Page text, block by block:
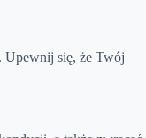
Upewnij się, że Twój